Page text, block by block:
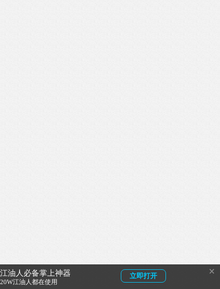
江油人必备掌上神器
20W江油人都在使用
立即打开 ×